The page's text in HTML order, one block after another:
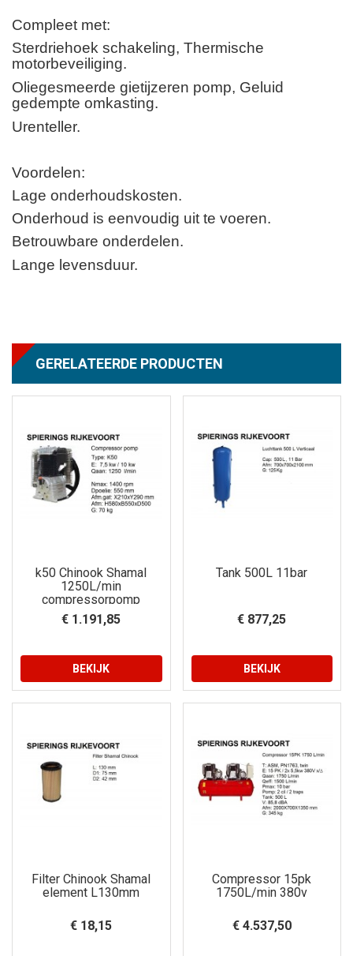
Compleet met:
Sterdriehoek schakeling, Thermische
motorbeveiliging.
Oliegesmeerde gietijzeren pomp, Geluid
gedempte omkasting.
Urenteller.
Voordelen:
Lage onderhoudskosten.
Onderhoud is eenvoudig uit te voeren.
Betrouwbare onderdelen.
Lange levensduur.
GERELATEERDE PRODUCTEN
k50 Chinook Shamal
1250L/min
compressorpomp
€ 1.191,85
BEKIJK
Tank 500L 11bar
€ 877,25
BEKIJK
Filter Chinook Shamal
element L130mm
€ 18,15
Compressor 15pk
1750L/min 380v
€ 4.537,50